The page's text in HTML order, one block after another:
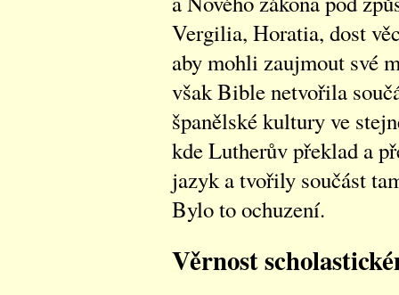
Vergilia, Horatia, dost
aby mohli zaujmout své
však Bible netvořila
španělské kultury ve
kde Lutherův překlad a
jazyk a tvořily součást
Bylo to ochuzení.
Věrnost